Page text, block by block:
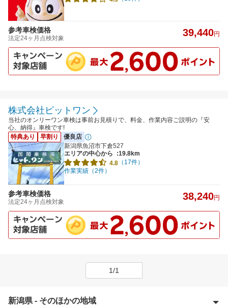
参考車検価格
法定24ヶ月点検対象 39,440円
株式会社ピットワン
当社のオンリーワン車検は事前お見積りで、料金、作業内容ご説明の『安
心、納得』車検です!
特典あり
早割り
優良店
新潟県魚沼市下倉527
エリアの中心から
:19.8km
4.8 （17件）
作業実績（2件）
参考車検価格
法定24ヶ月点検対象 38,240円
1/1
新潟県 - そのほかの地域